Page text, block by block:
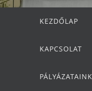
KEZDŐLAP
KAPCSOLAT
PÁLYÁZATAINK